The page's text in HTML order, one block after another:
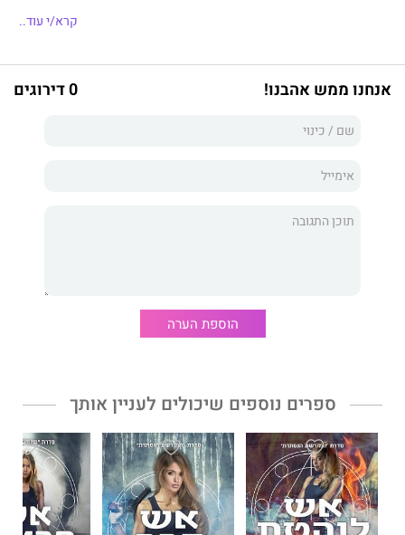
משפחתה. יום אחד היא אולי גם תצליח להודות לאלסנדרו על מה
שלא לראות אותו יותר לעולם.
אלא שכשהיא מותקפת אלסנדרו לפתע חוזר והוא נחוש להגן עליה.
קטלינה היתה שמחה לשלוח אותו
לכל הרוחות, אבל כסגנית הנוטר של טקסס, מה שהיא רוצה לא תמיד
נמצא בעדיפות ראשונה. היא
הלא חוקי שמעניק למשתמשים בו
האם ילסיפור שלהם, הפעם, יכול
, שם העט של
אילונה ואנדרו גורדון, זוג נשוי שכותב ספרות רומנטית פנטסטית
שמופיעה תדיר ברשימות רבי המכר ברחבי העולם.
קרא/י עוד..
אנחנו ממש אהבנו! 0 דירוגים
הוספת הערה
ספרים נוספים שיכולים לעניין אותך